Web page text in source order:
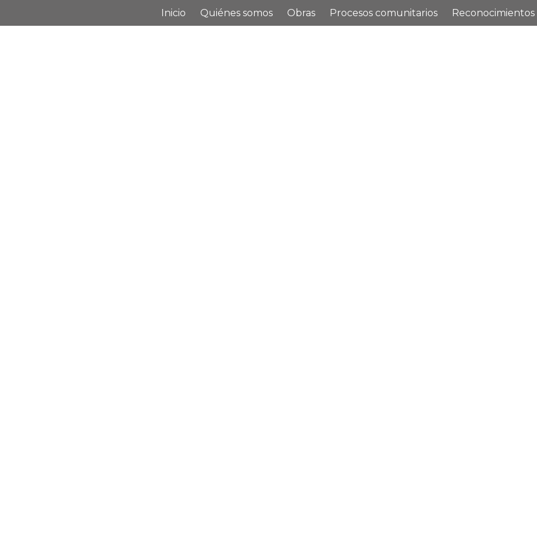
Inicio Quiénes somos Obras Procesos comunitarios Reconocimientos